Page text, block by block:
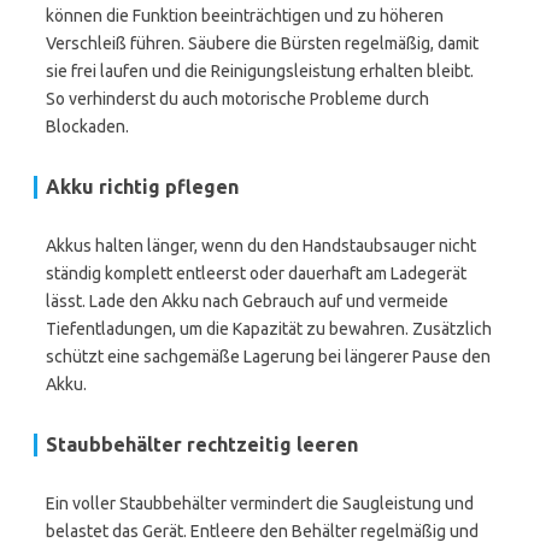
können die Funktion beeinträchtigen und zu höheren
Verschleiß führen. Säubere die Bürsten regelmäßig, damit
sie frei laufen und die Reinigungsleistung erhalten bleibt.
So verhinderst du auch motorische Probleme durch
Blockaden.
Akku richtig pflegen
Akkus halten länger, wenn du den Handstaubsauger nicht
ständig komplett entleerst oder dauerhaft am Ladegerät
lässt. Lade den Akku nach Gebrauch auf und vermeide
Tiefentladungen, um die Kapazität zu bewahren. Zusätzlich
schützt eine sachgemäße Lagerung bei längerer Pause den
Akku.
Staubbehälter rechtzeitig leeren
Ein voller Staubbehälter vermindert die Saugleistung und
belastet das Gerät. Entleere den Behälter regelmäßig und